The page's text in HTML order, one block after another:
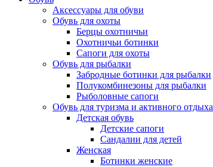
Аксессуары для обуви
Обувь для охоты
Берцы охотничьи
Охотничьи ботинки
Сапоги для охоты
Обувь для рыбалки
Забродные ботинки для рыбалки
Полукомбинезоны для рыбалки
Рыболовные сапоги
Обувь для туризма и активного отдыха
Детская обувь
Детские сапоги
Сандалии для детей
Женская
Ботинки женские